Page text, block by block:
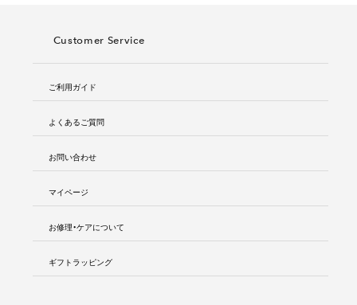
Customer Service
ご利用ガイド
よくあるご質問
お問い合わせ
マイページ
お修理・ケアについて
ギフトラッピング